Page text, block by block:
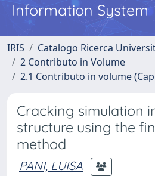
Information System
IRIS
Catalogo Ricerca
2 Contributo in Volume
2.1 Contributo in volume
Cracking simulation
structure using the
method
PANI, LUISA